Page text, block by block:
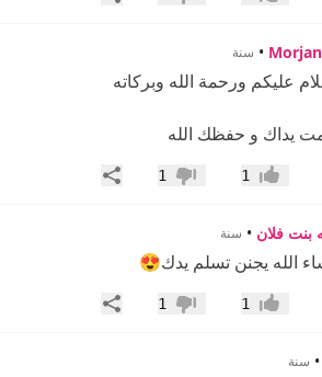
• سنة
عليكم ورحمة الله وبركاته
يداك و حفظك الله
رد جديد
إعجاب1 عدم إعجاب
1 مشاركة
بنت فلان • سنة
الله يجنن تسلم يدك😍
رد جديد
إعجاب1 عدم إعجاب
1 مشاركة
• سنة